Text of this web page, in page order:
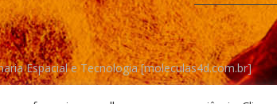
Espacial e Tecnologia [moleculas4d.com.br]